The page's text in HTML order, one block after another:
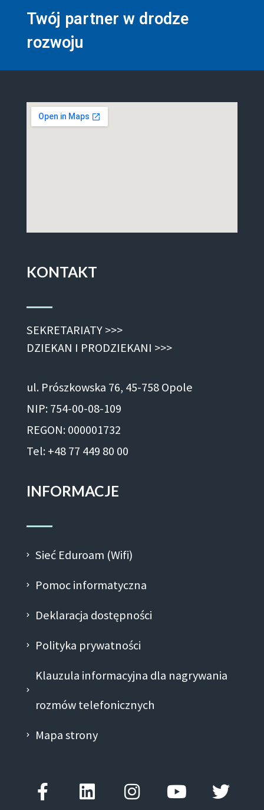
Twój partner w drodze
rozwoju
KONTAKT
SEKRETARIATY >>>
DZIEKAN I PRODZIEKANI >>>
ul. Prószkowska 76, 45-758 Opole
NIP: 754-00-08-109
REGON: 000001732
Tel: +48 77 449 80 00
INFORMACJE
Sieć Eduroam (Wifi)
Pomoc informatyczna
Deklaracja dostępności
Polityka prywatności
Klauzula informacyjna dla nagrywania
rozmów telefonicznych
Mapa strony
f